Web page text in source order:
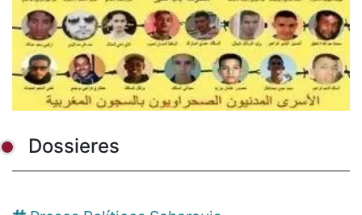
Dossieres